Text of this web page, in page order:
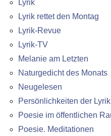
Lyrik
Lyrik rettet den Montag
Lyrik-Revue
Lyrik-TV
Melanie am Letzten
Naturgedicht des Monats
Neugelesen
Persönlichkeiten der Lyrik
Poesie im öffentlichen
Poesie. Meditationen